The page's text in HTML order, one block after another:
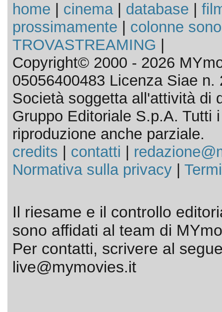
home cinema| database
prossimamente
colonne
TROVASTREAMING
Copyright© 2000 - 2026
05056400483 Licenza Siae n.
Società soggetta all'attività di
Gruppo Editoriale S.p.A. Tutti
riproduzione anche parziale.
credits
contatti
Normativa sulla privacy|
Il riesame e il controllo
sono affidati al team di
Per contatti, scrivere al
live@mymovies.it